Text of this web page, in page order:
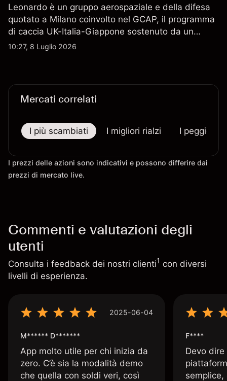
Leonardo è un gruppo aerospaziale e della difesa
quotato a Milano coinvolto nel GCAP, il programma
di caccia UK-Italia-Giappone sostenuto da un
contratto da 4,6 miliardi di sterline. I risultati
10:27, 8 Luglio 2026
Mercati correlati
I più scambiati I migliori rialzi I peggiori
I prezzi delle azioni sono indicativi e possono differire dai
prezzi di mercato live.
Commenti e valutazioni degli
utenti
Consulta i feedback dei nostri clienti1 con diversi
livelli di esperienza.
2025-06-04
M****** D*******
App molto utile per chi inizia da
zero. C’è sia la modalità demo
che quella con soldi veri, così
F****
Devo